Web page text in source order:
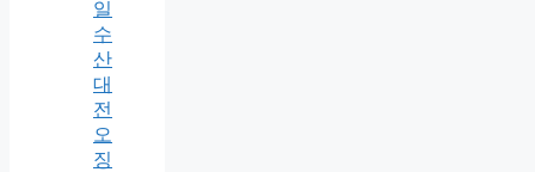
일
수
산
대
전
오
징